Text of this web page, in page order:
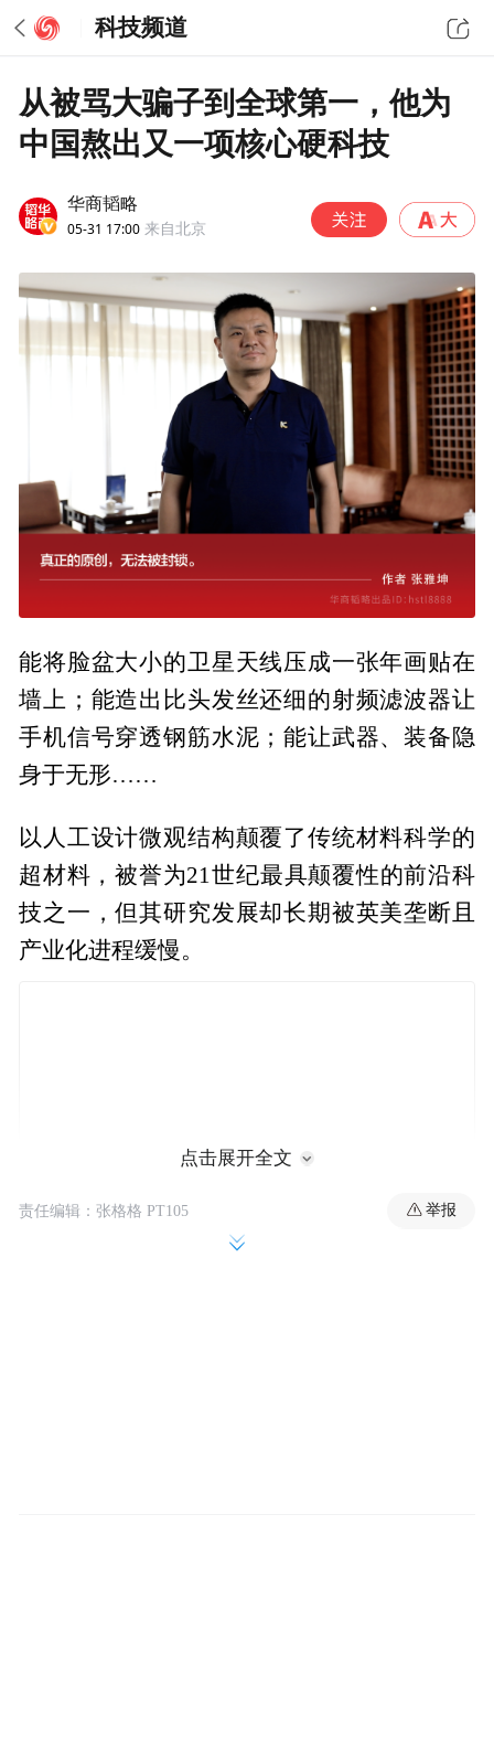
科技频道
从被骂大骗子到全球第一，他为
中国熬出又一项核心硬科技
华商韬略
05-31 17:00 来自北京
能将脸盆大小的卫星天线压成一张年画贴在
墙上；能造出比头发丝还细的射频滤波器让
手机信号穿透钢筋水泥；能让武器、装备隐
身于无形……
以人工设计微观结构颠覆了传统材料科学的
超材料，被誉为21世纪最具颠覆性的前沿科
技之一，但其研究发展却长期被英美垄断且
产业化进程缓慢。
点击展开全文
责任编辑：张格格 PT105 举报